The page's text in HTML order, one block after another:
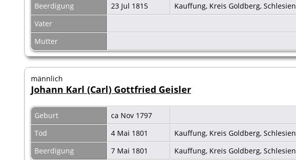
Beerdigung
23 Jul 1815
Kauffung, Kreis Goldberg, Schlesien
Vater
Mutter
männlich
Johann Karl (Carl) Gottfried Geisler
Geburt
ca Nov 1797
Tod
4 Mai 1801
Kauffung, Kreis Goldberg, Schlesien
Beerdigung
7 Mai 1801 Kauffung, Kreis Goldberg, Schlesien